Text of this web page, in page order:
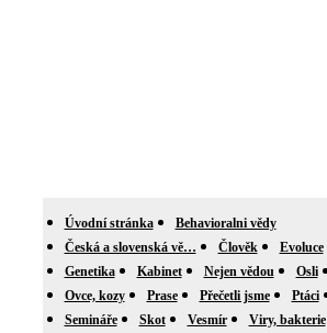
Úvodní stránka
Behavioralni vědy
Česká a slovenská vě…
Člověk Evoluce
Genetika
Kabinet Nejen vědou Osli
Ovce, kozy
Prase Přečetli jsme Ptáci
Semináře
Skot Vesmír
Viry, bakterie